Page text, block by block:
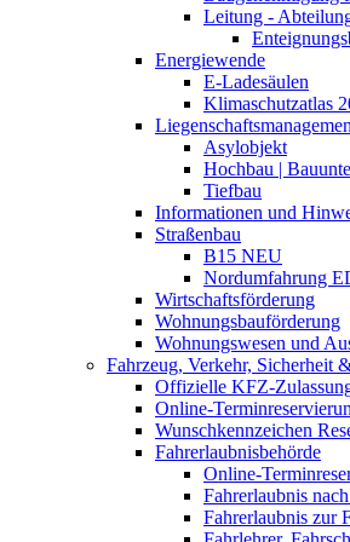
Leitung -
Energiewende
E-Ladesäulen
Klimaschutzatlas
Asylobjekt
Hochbau |
Tiefbau
Informationen und
Straßenbau
B15 NEU
Nordumfahrung
Wirtschaftsförderung
Wohnungsbauförderung
Wohnungswesen und
Fahrzeug, Verkehr, Sicherheit
Offizielle KFZ-
Online-
Wunschkennzeichen
Fahrerlaubnisbehörde
Online-
Fahrerlaubnis
Fahrerlaubnis zur